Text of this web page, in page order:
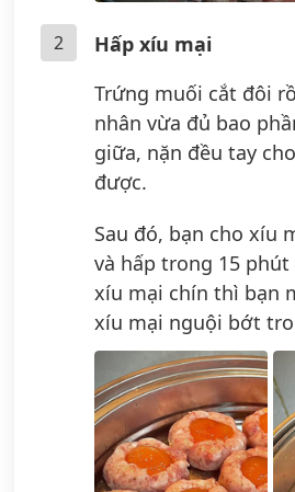
2
Hấp xíu mại
Trứng muối cắt đôi
nhân vừa đủ bao
giữa, nặn đều tay
được.
Sau đó, bạn cho xíu
và hấp trong 15
xíu mại chín thì bạn
xíu mại nguội bớt